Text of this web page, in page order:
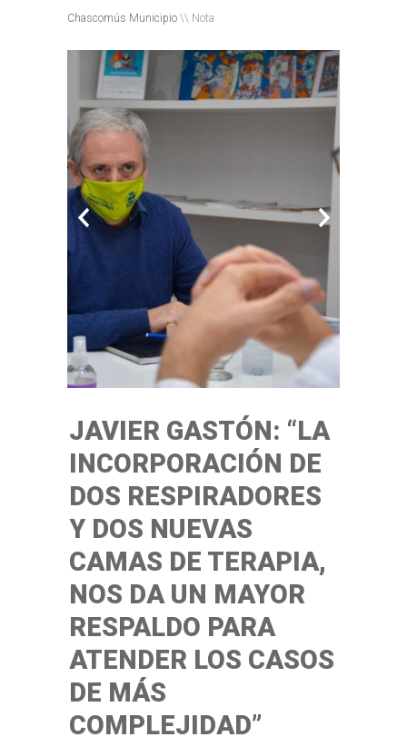
Chascomús Municipio \\ Nota
JAVIER GASTÓN: “LA
INCORPORACIÓN DE
DOS RESPIRADORES
Y DOS NUEVAS
CAMAS DE TERAPIA,
NOS DA UN MAYOR
RESPALDO PARA
ATENDER LOS CASOS
DE MÁS
COMPLEJIDAD”